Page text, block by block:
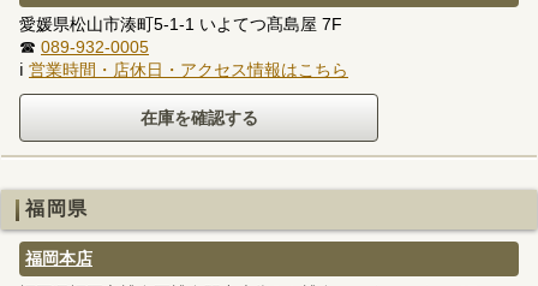
愛媛県松山市湊町5-1-1 いよてつ髙島屋 7F
☎ 089-932-0005
ℹ 営業時間・店休日・アクセス情報はこちら
福岡県
福岡本店